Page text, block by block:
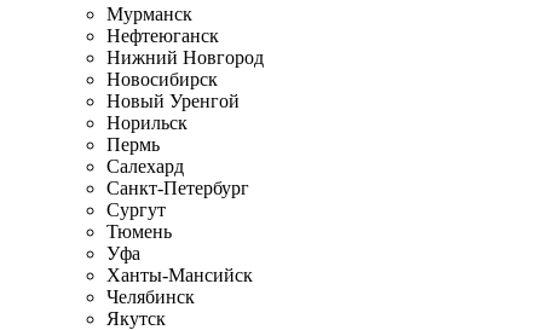
Мурманск
Нефтеюганск
Нижний Новгород
Новосибирск
Новый Уренгой
Норильск
Пермь
Салехард
Санкт-Петербург
Сургут
Тюмень
Уфа
Ханты-Мансийск
Челябинск
Якутск